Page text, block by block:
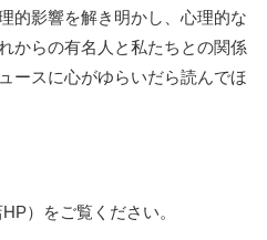
的影響を解き明かし、心理的な
からの有名人と私たちとの関係
ースに心がゆらいだら読んでほ
HP）をご覧ください。